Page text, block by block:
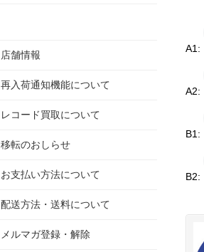
A1:
A2:
B1:
B2:
店舗情報
再入荷通知機能について
レコード買取について
移転のおしらせ
お支払い方法について
配送方法・送料について
メルマガ登録・解除